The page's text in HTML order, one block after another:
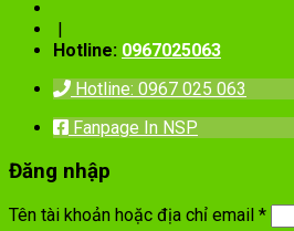
Hotline: 0967025063
Hotline: 0967 025 063
Fanpage In NSP
Đăng nhập
Tên tài khoản hoặc địa chỉ email *